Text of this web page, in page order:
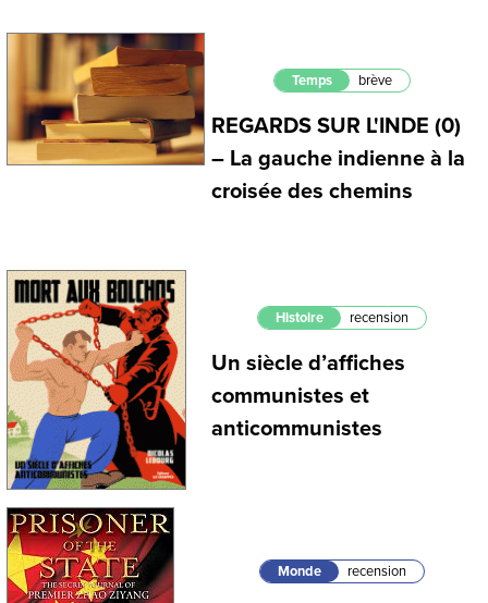
Temps brève
REGARDS SUR L'INDE (0)
– La gauche indienne à la
croisée des chemins
Histoire recension
Un siècle d’affiches
communistes et
anticommunistes
Monde recension